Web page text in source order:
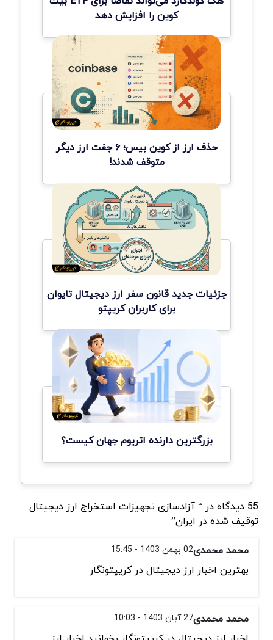
کوین را افزایش دهد
حذف ارز از کوین بیس؛ ۶ جفت ارز دیگر
متوقف شدند!
جزئیات جدید قانون سفر ارز دیجیتال تایوان
برای کاربران کریپتو
بزرگترین دارنده اتریوم جهان کیست؟
55 دیدگاه در “ آزادسازی تجهیزات استخراج ارز دیجیتال
توقیف شده در ایران”
محمد محمدی02 بهمن 1403 - 15:45
بهترین اخبار ارز دیجیتال در کریپتونگار
محمد محمدی27 آبان 1403 - 10:03